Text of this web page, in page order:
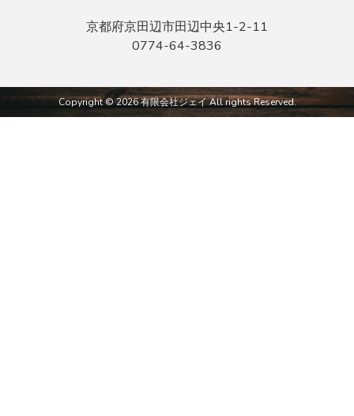
京都府京田辺市田辺中央1-2-11
0774-64-3836
Copyright © 2026 有限会社ジェイ All rights Reserved.